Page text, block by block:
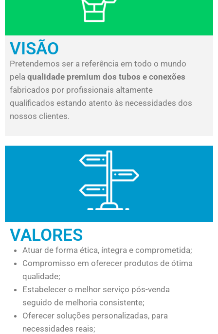
VISÃO
Pretendemos ser a referência em todo o mundo
pela qualidade premium dos tubos e conexões
fabricados por profissionais altamente
qualificados estando atento às necessidades dos
nossos clientes.
VALORES
Atuar de forma ética, íntegra e comprometida;
Compromisso em oferecer produtos de ótima
qualidade;
Estabelecer o melhor serviço pós-venda
seguido de melhoria consistente;
Oferecer soluções personalizadas, para
necessidades reais;